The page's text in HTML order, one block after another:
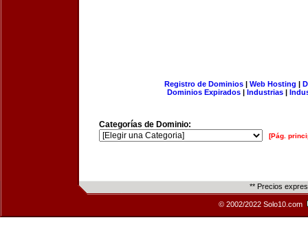
Registro de Dominios| Web Hosting |
Dominios Expirados | Industrias |
Categorías de Dominio:
[Pág.
** Precios
© 2002/2022 Solo10.com